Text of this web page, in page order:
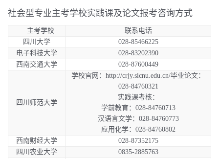
社会型专业主考学校实践课及论文报考咨询方式
主考学校
联系电话
四川大学
028-85466225
电子科技大学
028-83202390
西南交通大学
028-87600449
四川师范大学
学校官网：http://crjy.sicnu.edu.cn/毕业论文：
028-84760321
实践课考核：
学前教育：028-84760713
汉语言文学：028-84760773
应用化学：028-84760802
西南财经大学
028-87352175
四川农业大学
0835-2885763